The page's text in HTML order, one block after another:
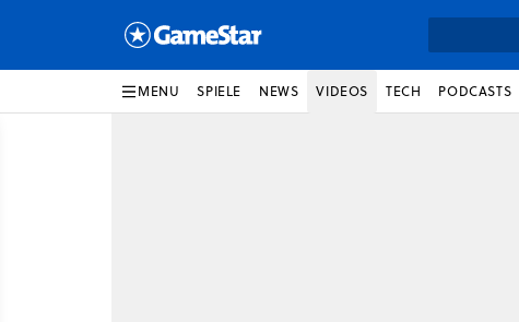
MENU SPIELE NEWS VIDEOS TECH PODCASTS